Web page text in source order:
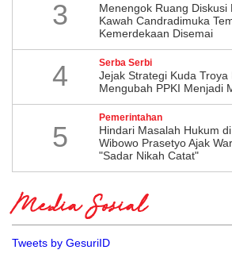
3
Menengok Ruang Diskusi
Kawah Candradimuka
Kemerdekaan Disemai
4 Serba Serbi
Jejak Strategi Kuda
Mengubah PPKI Menjadi
5
Pemerintahan
Hindari Masalah Hukum
Wibowo Prasetyo Ajak
"Sadar Nikah Catat"
Media Sosial
Tweets by GesuriID